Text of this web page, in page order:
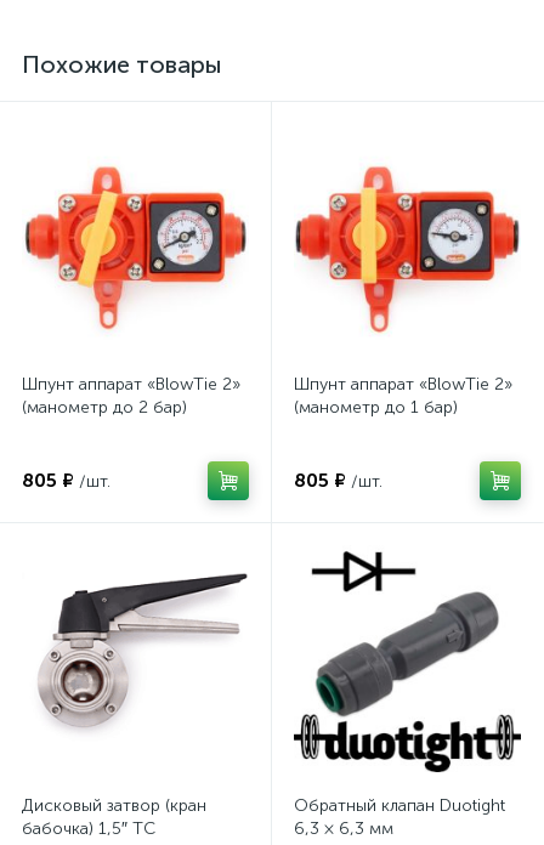
Похожие товары
Шпунт аппарат «BlowTie 2»
(манометр до 2 бар)
805 ₽ /шт.
Шпунт аппарат «BlowTie 2»
(манометр до 1 бар)
805 ₽ /шт.
Дисковый затвор (кран
бабочка) 1,5″ TC
Обратный клапан Duotight
6,3 × 6,3 мм